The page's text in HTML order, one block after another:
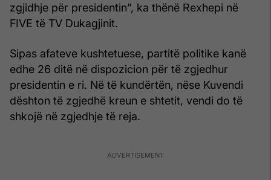
zgjidhje për presidentin”, ka thënë Rexhepi në
FIVE të TV Dukagjinit.
Sipas afateve kushtetuese, partitë politike kanë
edhe 26 ditë në dispozicion për të zgjedhur
presidentin e ri. Në të kundërtën, nëse Kuvendi
dështon të zgjedhë kreun e shtetit, vendi do të
shkojë në zgjedhje të reja.